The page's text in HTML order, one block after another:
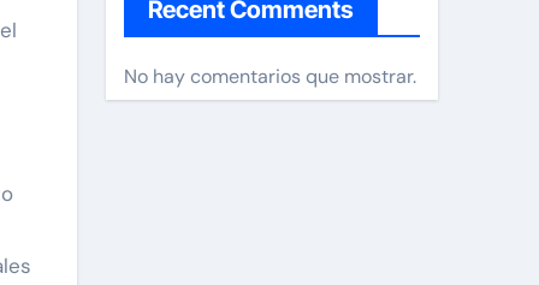
Recent Comments
No hay comentarios que mostrar.